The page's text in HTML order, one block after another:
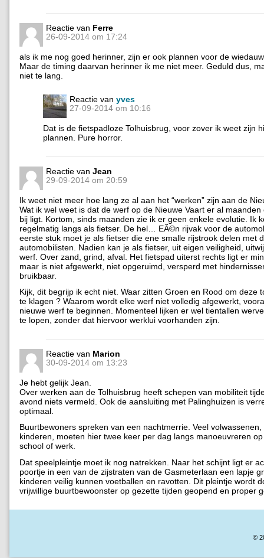
Reactie van Ferre
26-09-2014 om 17:24
als ik me nog goed herinner, zijn er ook plannen voor de
Maar de timing daarvan herinner ik me niet meer. Geduld dus,
niet te lang.
Reactie van yves
27-09-2014 om 10:16
Dat is de fietspadloze Tolhuisbrug, voor zover ik weet zijn
plannen. Pure horror.
Reactie van Jean
29-09-2014 om 20:59
Ik weet niet meer hoe lang ze al aan het “werken” zijn aan de
Wat ik wel weet is dat de werf op de Nieuwe Vaart er al
bij ligt. Kortom, sinds maanden zie ik er geen enkele evolutie. Ik
regelmatig langs als fietser. De hel… EÃ©n rijvak voor de
eerste stuk moet je als fietser die ene smalle rijstrook delen met
automobilisten. Nadien kan je als fietser, uit eigen veiligheid,
werf. Over zand, grind, afval. Het fietspad uiterst rechts ligt er
maar is niet afgewerkt, niet opgeruimd, versperd met
bruikbaar.
Kijk, dit begrijp ik echt niet. Waar zitten Groen en Rood om deze
te klagen ? Waarom wordt elke werf niet volledig afgewerkt,
nieuwe werf te beginnen. Momenteel lijken er wel tientallen
te lopen, zonder dat hiervoor werklui voorhanden zijn.
Reactie van Marion
30-09-2014 om 13:23
Je hebt gelijk Jean.
Over werken aan de Tolhuisbrug heeft schepen van mobiliteit
avond niets vermeld. Ook de aansluiting met Palinghuizen is
optimaal.
Buurtbewoners spreken van een nachtmerrie. Veel
kinderen, moeten hier twee keer per dag langs manoeuvreren
school of werk.
Dat speelpleintje moet ik nog natrekken. Naar het schijnt ligt er
poortje in een van de zijstraten van de Gasmeterlaan een lapje
kinderen veilig kunnen voetballen en ravotten. Dit pleintje wordt
vrijwillige buurtbewoonster op gezette tijden geopend en proper
©